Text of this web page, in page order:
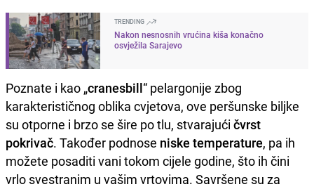
TRENDING
Nakon nesnosnih vrućina kiša konačno
osvježila Sarajevo
Poznate i kao „cranesbill“ pelargonije zbog
karakterističnog oblika cvjetova, ove peršunske biljke
su otporne i brzo se šire po tlu, stvarajući čvrst
pokrivač. Također podnose niske temperature, pa ih
možete posaditi vani tokom cijele godine, što ih čini
vrlo svestranim u vašim vrtovima. Savršene su za